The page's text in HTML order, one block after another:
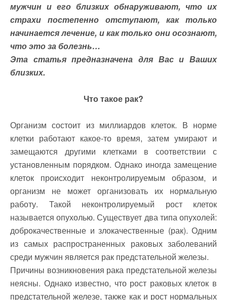
мужчин и его близких обнаруживают, что их
страхи постепенно отступают, как только
начинается лечение, и как только они осознают,
что это за болезнь…
Эта статья предназначена для Вас и Ваших
близких.
Что такое рак?
Организм состоит из миллиардов клеток. В норме
клетки работают какое-то время, затем умирают и
замещаются другими клетками в соответствии с
установленным порядком. Однако иногда замещение
клеток происходит неконтролируемым образом, и
организм не может организовать их нормальную
работу. Такой неконтролируемый рост клеток
называется опухолью. Существует два типа опухолей:
доброкачественные и злокачественные (рак). Одним
из самых распространенных раковых заболеваний
среди мужчин является рак предстательной железы.
Причины возникновения рака предстательной железы
неясны. Однако известно, что рост раковых клеток в
предстательной железе, также как и рост нормальных